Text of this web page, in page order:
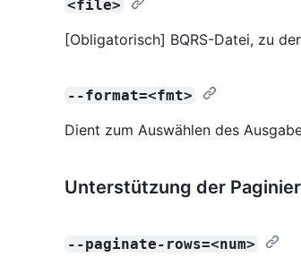
<file>
[Obligatorisch] BQRS-Datei, zu
--format=<fmt>
Dient zum Auswählen des
Unterstützung der
--paginate-rows=<num>